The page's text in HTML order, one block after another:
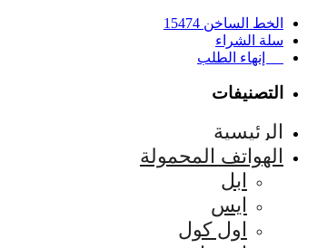
الخط الساخن 15474
سلة الشراء
إنهاء الطلب
التصنيفات
الرئيسية
الهواتف المحمولة
ابل
ايس
اول كول